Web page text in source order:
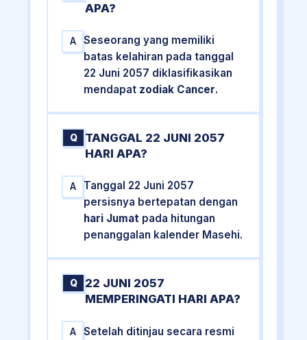
APA?
A
Seseorang yang memiliki
batas kelahiran pada tanggal
22 Juni 2057 diklasifikasikan
mendapat zodiak Cancer.
Q
TANGGAL 22 JUNI 2057
HARI APA?
A
Tanggal 22 Juni 2057
persisnya bertepatan dengan
hari Jumat pada hitungan
penanggalan kalender Masehi.
Q
22 JUNI 2057
MEMPERINGATI HARI APA?
A
Setelah ditinjau secara resmi